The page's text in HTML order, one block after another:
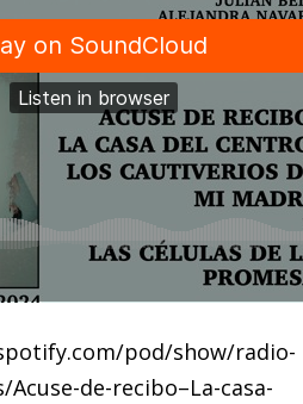
pod/show/radio-
de-recibo–La-casa-